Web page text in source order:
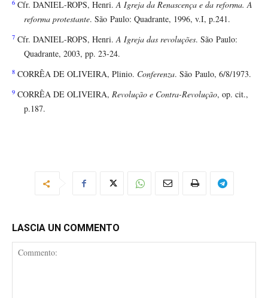
6 Cfr. DANIEL-ROPS, Henri.A Igreja da Renascença e da reforma. A
reforma protestante. São Paulo: Quadrante, 1996, v.I, p.241.
7 Cfr. DANIEL-ROPS, Henri.A Igreja das revoluções. São Paulo:
Quadrante, 2003, pp. 23-24.
8 CORRÊA DE OLIVEIRA, Plinio. Conferenza. São Paulo, 6/8/1973.
9 CORRÊA DE OLIVEIRA, Revolução e Contra-Revolução, op. cit.,
p.187.
LASCIA UN COMMENTO